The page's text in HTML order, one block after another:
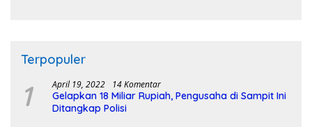
Terpopuler
1 April 19, 2022 14 Komentar
Gelapkan 18 Miliar Rupiah, Pengusaha di Sampit Ini
Ditangkap Polisi